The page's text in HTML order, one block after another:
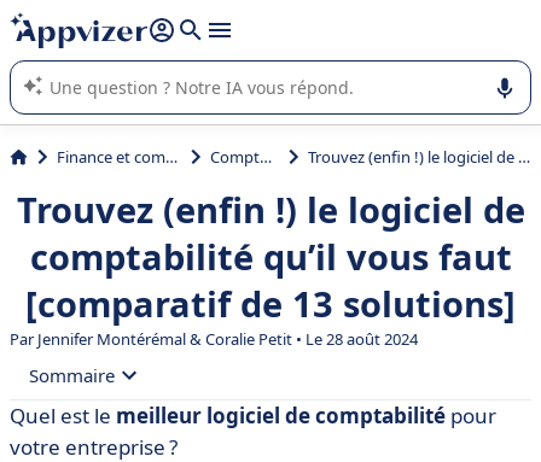
répondre (plusieurs lignes avec
L'IA de Appvizer vous guide dans l'utilisation ou la sélection de
logiciel SaaS en entreprise.
Finance et comptabilité Comptabilité Trouvez (enfin !) le logiciel de comptabilité qu’il vous faut [comparatif de 13 solutions]
Trouvez (enfin !) le logiciel de
comptabilité qu’il vous faut
[comparatif de 13 solutions]
ParJennifer Montérémal&Coralie Petit • Le 28 août 2024
Sommaire
• Cegid Quadra Entreprise
Quel est le meilleur logiciel de comptabilité pour
votre entreprise ?